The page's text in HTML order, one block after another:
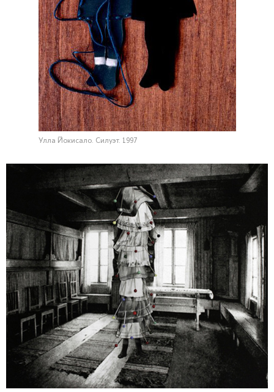
Улла Йокисало. Силуэт. 1997